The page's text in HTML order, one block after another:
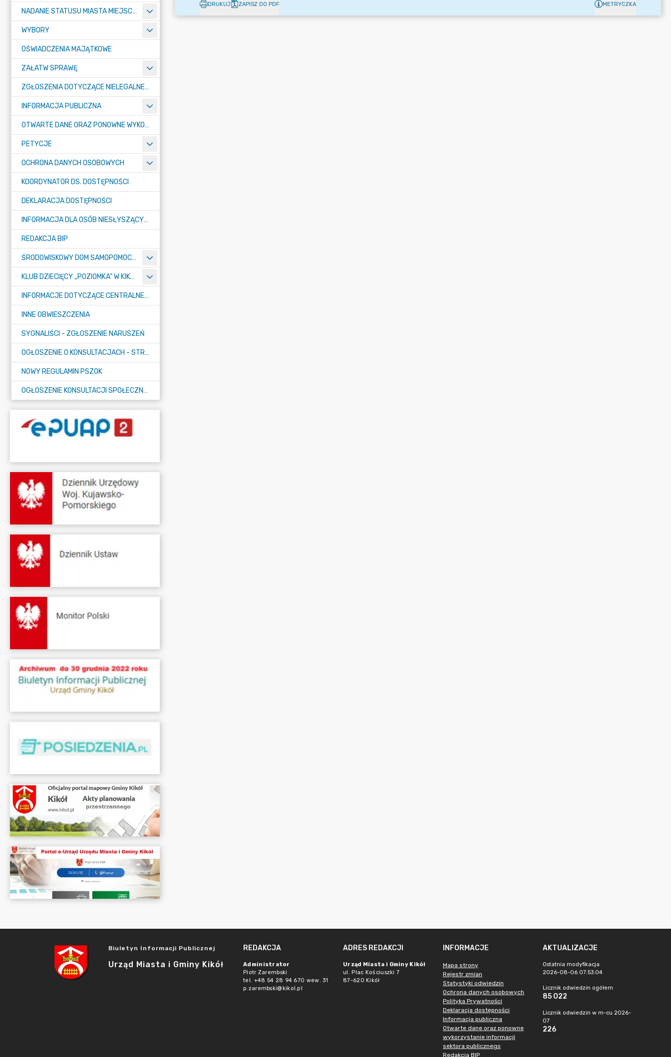
NADANIE STATUSU MIASTA MIEJSCOWOŚCI KIKÓŁ
WYBORY
OŚWIADCZENIA MAJĄTKOWE
ZAŁATW SPRAWĘ
ZGŁOSZENIA DOTYCZĄCE NIELEGALNEGO SPALANIA ODPADÓW
INFORMACJA PUBLICZNA
OTWARTE DANE ORAZ PONOWNE WYKORZYSTANIE INFORMACJI SEKTORA PUBLICZNEGO
PETYCJE
OCHRONA DANYCH OSOBOWYCH
KOORDYNATOR DS. DOSTĘPNOŚCI
DEKLARACJA DOSTĘPNOŚCI
INFORMACJA DLA OSÓB NIESŁYSZĄCYCH
REDAKCJA BIP
ŚRODOWISKOWY DOM SAMOPOMOCY "KONICZYNKA" W SUMINIE
KLUB DZIECIĘCY „POZIOMKA” W KIKOLE
INFORMACJE DOTYCZĄCE CENTRALNEGO PORTU KOMUNIKACYJNEGO
INNE OBWIESZCZENIA
SYGNALIŚCI - ZGŁOSZENIE NARUSZEŃ
OGŁOSZENIE O KONSULTACJACH - STRATEGIA
NOWY REGULAMIN PSZOK
OGŁOSZENIE KONSULTACJI SPOŁECZNYCH
DRUKUJ ZAPISZ DO PDF METRYCZKA
Biuletyn Informacji Publicznej
Urząd Miasta i Gminy Kikół
REDAKCJA
Administrator
Piotr Zarembski
tel. +48 54 28 94 670 wew. 31
p.zarembski@kikol.pl
ADRES REDAKCJI
Urząd Miasta i Gminy Kikół
ul. Plac Kościuszki 7
87-620 Kikół
INFORMACJE
Mapa strony
Rejestr zmian
Statystyki odwiedzin
Ochrona danych osobowych
Polityka Prywatności
Deklaracja dostępności
Informacja publiczna
Otwarte dane oraz ponowne
wykorzystanie informacji
sektora publicznego
Redakcja BIP
AKTUALIZACJE
Ostatnia modyfikacja
2026-08-06 07:53:04
Licznik odwiedzin ogółem
85 022
Licznik odwiedzin w m-cu 2026-
07
226